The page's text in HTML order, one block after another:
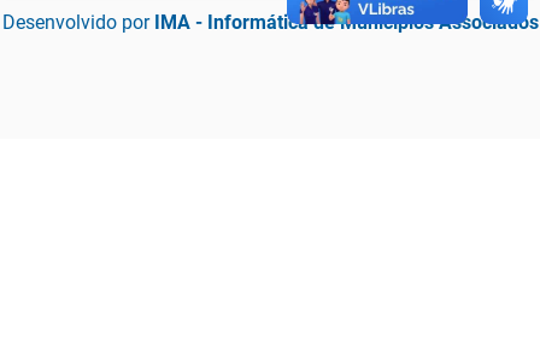
Desenvolvido por IMA - Informática de Municípios Associados